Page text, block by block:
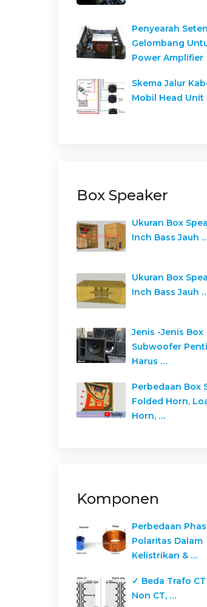
Penyearah
Gelombang
Power Amplifier
Skema Jalur
Mobil Head Unit
Box Speaker
Ukuran Box
Inch Bass Jauh
Ukuran Box
Inch Bass Jauh
Jenis -Jenis Box
Subwoofer
Harus …
Perbedaan Box
Folded Horn,
Horn, …
Komponen
Perbedaan
Polaritas Dalam
Kelistrikan & …
✓ Beda Trafo
Non CT, …